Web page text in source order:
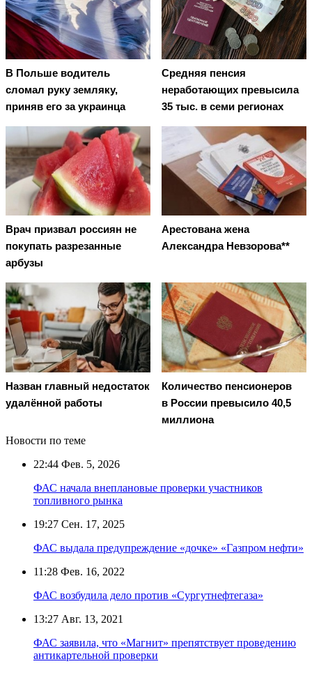
В Польше водитель
сломал руку земляку,
приняв его за украинца
Средняя пенсия
неработающих превысила
35 тыс. в семи регионах
Врач призвал россиян не
покупать разрезанные
арбузы
Арестована жена
Александра Невзорова**
Назван главный недостаток
удалённой работы
Количество пенсионеров
в России превысило 40,5
миллиона
Новости по теме
22:44 Фев. 5, 2026
ФАС начала внеплановые проверки участников
топливного рынка
19:27 Сен. 17, 2025
ФАС выдала предупреждение «дочке» «Газпром нефти»
11:28 Фев. 16, 2022
ФАС возбудила дело против «Сургутнефтегаза»
13:27 Авг. 13, 2021
ФАС заявила, что «Магнит» препятствует проведению
антикартельной проверки